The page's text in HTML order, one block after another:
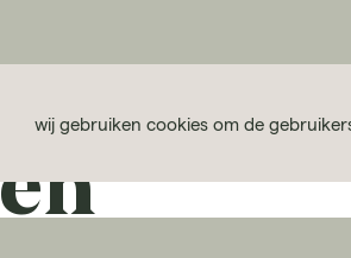
wij gebruiken cookies om de